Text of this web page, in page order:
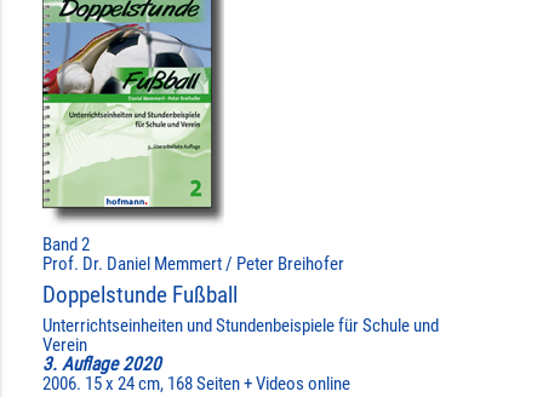
Band 2
Prof. Dr. Daniel Memmert / Peter Breihofer
Doppelstunde Fußball
Unterrichtseinheiten und Stundenbeispiele für Schule und
Verein
3. Auflage 2020
2006. 15 x 24 cm, 168 Seiten + Videos online